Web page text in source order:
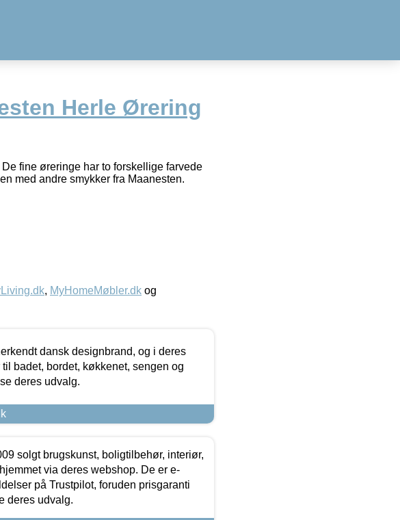
Herle Ørering
fine øreringe har to forskellige farvede
med andre smykker fra Maanesten.
, MyHomeMøbler.dk og
dansk designbrand, og i deres
badet, bordet, køkkenet, sengen og
deres udvalg.
solgt brugskunst, boligtilbehør, interiør,
via deres webshop. De er e-
på Trustpilot, foruden prisgaranti
deres udvalg.